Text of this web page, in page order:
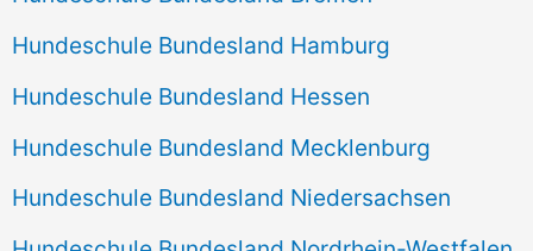
Hundeschule Bundesland Hamburg
Hundeschule Bundesland Hessen
Hundeschule Bundesland Mecklenburg
Hundeschule Bundesland Niedersachsen